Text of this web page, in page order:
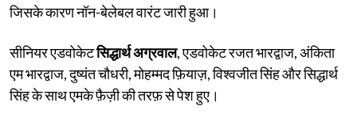
जिसके कारण नॉन-बेलेबल वारंट जारी हुआ।
सीनियर एडवोकेटसिद्धार्थ अग्रवाल, एडवोकेट रजत भारद्वाज, अंकिता
एम भारद्वाज, दुष्यंत चौधरी, मोहम्मद फ़ियाज़, विश्वजीत सिंह और सिद्धार्थ
सिंह के साथ एमके फ़ैज़ी की तरफ़ से पेश हुए।